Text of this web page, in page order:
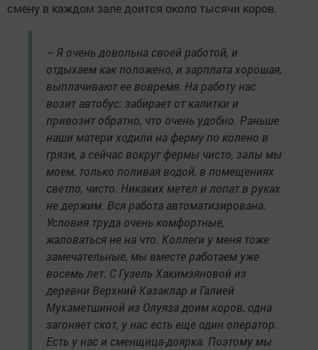
смену в каждом зале доится около тысячи коров.
– Я очень довольна своей работой, и
отдыхаем как положено, и зарплата хорошая,
выплачивают ее вовремя. На работу нас
возит автобус: забирает от калитки и
привозит обратно, что очень удобно. Раньше
наши матери ходили на ферму по колено в
грязи, а сейчас вокруг фермы чисто, залы мы
моем, только поливая водой, в помещениях
светло, чисто. Никаких метел и лопат в руках
не держим. Вся работа автоматизирована.
Условия труда очень комфортные,
жаловаться не на что. Коллеги у меня тоже
замечательные, мы вместе работаем уже
восемь лет. С Гузель Хакимзяновой из
деревни Верхний Казаклар и Галией
Мухаметшиной из Олуяза доим коров, одна
загоняет скот, у нас есть еще один оператор.
Есть у нас и сменщица-доярка. Поэтому мы